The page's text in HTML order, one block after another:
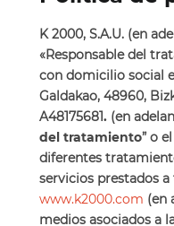
K 2000, S.A.U. (en
«Responsable del
con domicilio social
Galdakao, 48960,
A48175681. (en
del tratamiento” o el
diferentes
servicios prestados
www.k2000.com (en
medios asociados a